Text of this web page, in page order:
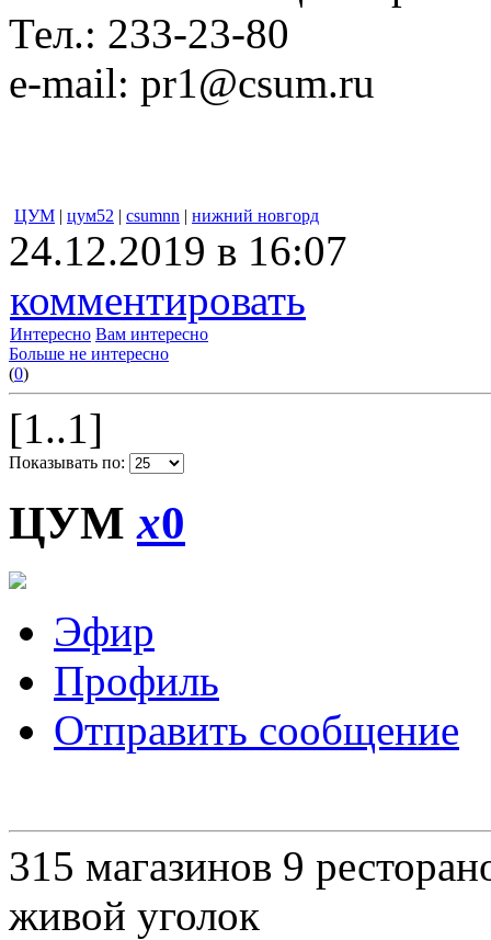
Тел.: 233-23-80
e-mail: pr1@csum.ru
ЦУМ | цум52 | csumnn | нижний новгорд
24.12.2019 в 16:07
комментировать
Интересно Вам интересно
Больше не интересно
(0)
[1..1]
Показывать по:
ЦУМx0
Эфир
Профиль
Отправить сообщение
315 магазинов 9
живой уголок